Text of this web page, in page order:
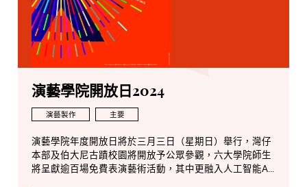
BERNARDA ALBA is presented by arrangement with
Concord Theatricals. www.concordtheatricals.com
BERNARDA ALBA was originally produced by Lincoln
Center Theater, New York City, 2006
演藝學院開放日2024
演藝製作 主要
演藝學院年度開放日將於三月三日（星期日）舉行，灣仔
本部及伯大尼古蹟校園將開放予公眾參觀，六大學院師生
將呈獻逾百場免費表演藝術活動，其中更融入人工智能AI